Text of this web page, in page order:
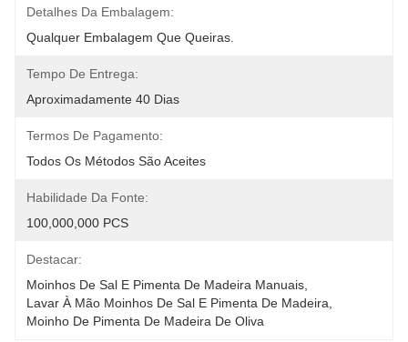
Detalhes Da Embalagem:
Qualquer Embalagem Que Queiras.
Tempo De Entrega:
Aproximadamente 40 Dias
Termos De Pagamento:
Todos Os Métodos São Aceites
Habilidade Da Fonte:
100,000,000 PCS
Destacar:
Moinhos De Sal E Pimenta De Madeira Manuais
Lavar À Mão Moinhos De Sal E Pimenta De Madeira
Moinho De Pimenta De Madeira De Oliva